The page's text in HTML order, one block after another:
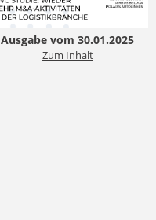
Ausgabe vom 30.01.2025
Zum Inhalt